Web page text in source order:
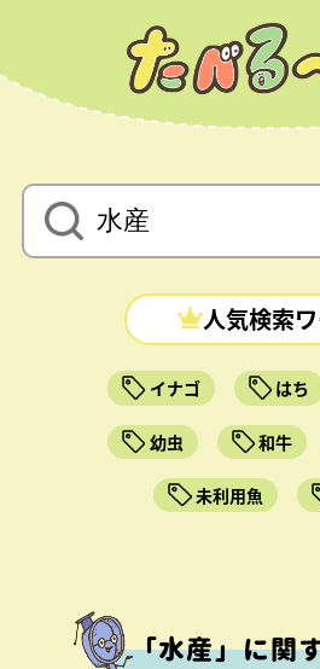
人気検索
イナゴ はち
幼虫 和牛
未利用魚
「水産」に関